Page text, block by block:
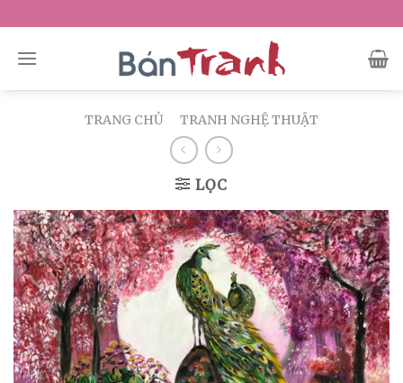
to
content
TRANG CHỦ TRANH NGHỆ THUẬT
LỌC